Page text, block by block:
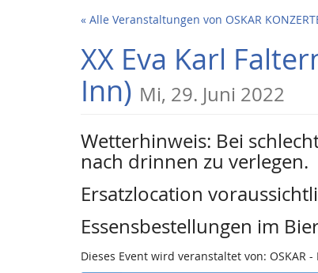
« Alle Veranstaltungen von OSKAR
XX Eva Karl
Inn) Mi, 29. Juni 2022
Wetterhinweis: Bei
nach drinnen zu verlegen.
Ersatzlocation
Essensbestellungen im
Dieses Event wird veranstaltet von: OSKAR -